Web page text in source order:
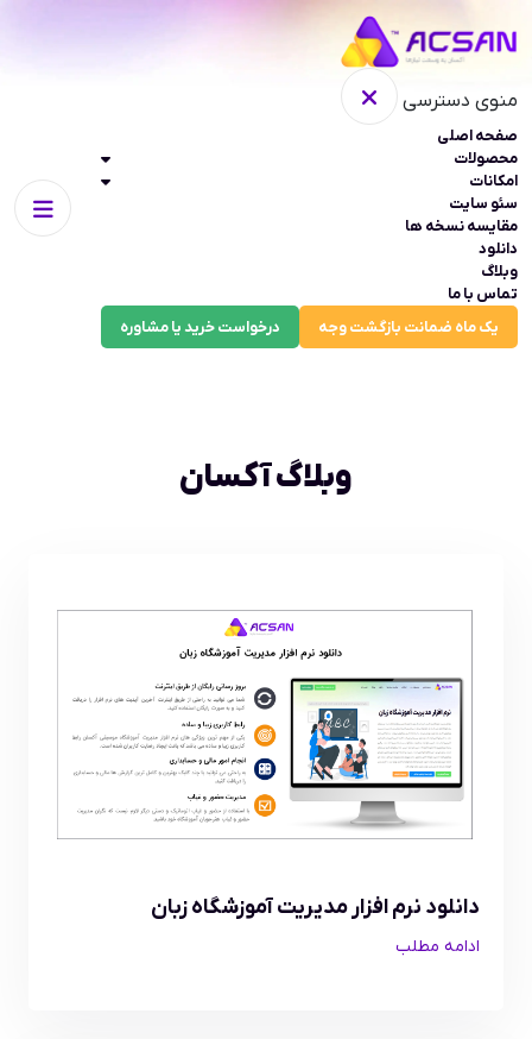
منوی دسترسی
صفحه اصلی
محصولات
امکانات
سئو سایت
مقایسه نسخه ها
دانلود
وبلاگ
تماس با ما
یک ماه ضمانت بازگشت وجه
درخواست خرید یا مشاوره
وبلاگ آکسان
دانلود نرم افزار مدیریت آموزشگاه زبان
ادامه مطلب